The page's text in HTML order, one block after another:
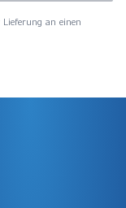
an einen